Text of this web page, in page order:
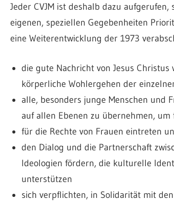
Jeder CVJM ist deshalb dazu
eigenen, speziellen Gegebenheiten
eine Weiterentwicklung der 1973
die gute Nachricht von Jesus
körperliche Wohlergehen der
alle, besonders junge Menschen und
auf allen Ebenen zu übernehmen,
für die Rechte von Frauen eintreten
den Dialog und die Partnerschaft
Ideologien fördern, die kulturelle
unterstützen
sich verpflichten, in Solidarität mit